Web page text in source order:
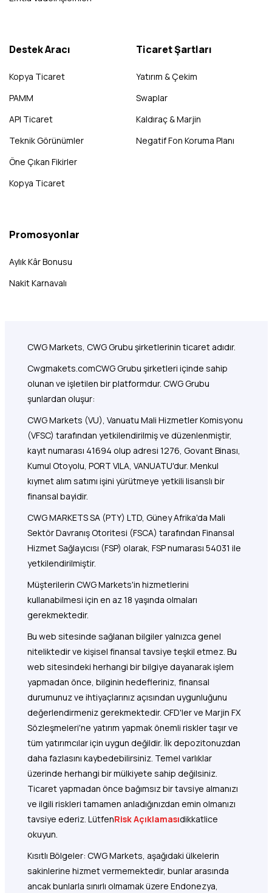
Destek Aracı
Kopya Ticaret
PAMM
API Ticaret
Teknik Görünümler
Öne Çıkan Fikirler
Kopya Ticaret
Ticaret Şartları
Yatırım & Çekim
Swaplar
Kaldıraç & Marjin
Negatif Fon Koruma Planı
Promosyonlar
Aylık Kâr Bonusu
Nakit Karnavalı
CWG Markets, CWG Grubu şirketlerinin ticaret adıdır.
Cwgmakets.comCWG Grubu şirketleri içinde sahip
olunan ve işletilen bir platformdur. CWG Grubu
şunlardan oluşur:
CWG Markets (VU), Vanuatu Mali Hizmetler Komisyonu
(VFSC) tarafından yetkilendirilmiş ve düzenlenmiştir,
kayıt numarası 41694 olup adresi 1276, Govant Binası,
Kumul Otoyolu, PORT VILA, VANUATU'dur. Menkul
kıymet alım satımı işini yürütmeye yetkili lisanslı bir
finansal bayidir.
CWG MARKETS SA (PTY) LTD, Güney Afrika'da Mali
Sektör Davranış Otoritesi (FSCA) tarafından Finansal
Hizmet Sağlayıcısı (FSP) olarak, FSP numarası 54031 ile
yetkilendirilmiştir.
Müşterilerin CWG Markets'in hizmetlerini
kullanabilmesi için en az 18 yaşında olmaları
gerekmektedir.
Bu web sitesinde sağlanan bilgiler yalnızca genel
niteliktedir ve kişisel finansal tavsiye teşkil etmez. Bu
web sitesindeki herhangi bir bilgiye dayanarak işlem
yapmadan önce, bilginin hedefleriniz, finansal
durumunuz ve ihtiyaçlarınız açısından uygunluğunu
değerlendirmeniz gerekmektedir. CFD'ler ve Marjin FX
Sözleşmeleri'ne yatırım yapmak önemli riskler taşır ve
tüm yatırımcılar için uygun değildir. İlk depozitonuzdan
daha fazlasını kaybedebilirsiniz. Temel varlıklar
üzerinde herhangi bir mülkiyete sahip değilsiniz.
Ticaret yapmadan önce bağımsız bir tavsiye almanızı
ve ilgili riskleri tamamen anladığınızdan emin olmanızı
tavsiye ederiz. LütfenRisk Açıklamasıdikkatlice
okuyun.
Kısıtlı Bölgeler: CWG Markets, aşağıdaki ülkelerin
sakinlerine hizmet vermemektedir, bunlar arasında
ancak bunlarla sınırlı olmamak üzere Endonezya,